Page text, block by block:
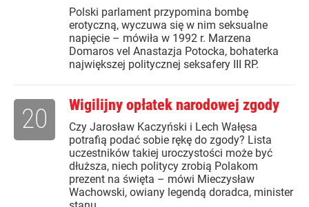
Polski parlament przypomina bombę
erotyczną, wyczuwa się w nim seksualne
napięcie – mówiła w 1992 r. Marzena
Domaros vel Anastazja Potocka, bohaterka
największej politycznej seksafery III RP.
Wigilijny opłatek narodowej zgody
Czy Jarosław Kaczyński i Lech Wałęsa
potrafią podać sobie rękę do zgody? Lista
uczestników takiej uroczystości może być
dłuższa, niech politycy zrobią Polakom
prezent na święta – mówi Mieczysław
Wachowski, owiany legendą doradca, minister
20